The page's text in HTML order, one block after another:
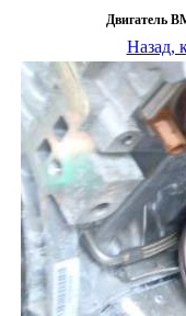
Двигатель
Назад,